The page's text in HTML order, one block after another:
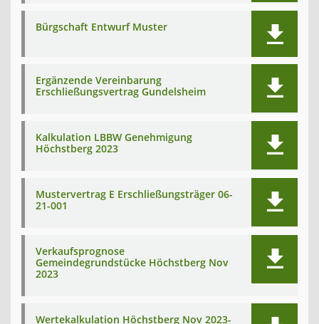
Bürgschaft Entwurf Muster
Ergänzende Vereinbarung
Erschließungsvertrag Gundelsheim
Kalkulation LBBW Genehmigung
Höchstberg 2023
Mustervertrag E Erschließungsträger 06-
21-001
Verkaufsprognose
Gemeindegrundstücke Höchstberg Nov
2023
Wertekalkulation Höchstberg Nov 2023-